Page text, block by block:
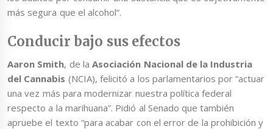
más segura que el alcohol”.
Conducir bajo sus efectos
Aaron Smith, de laAsociación Nacional de la Industria
del Cannabis (NCIA), felicitó a los parlamentarios por “actuar
una vez más para modernizar nuestra política federal
respecto a la marihuana”. Pidió al Senado que también
apruebe el texto “para acabar con el error de la prohibición y